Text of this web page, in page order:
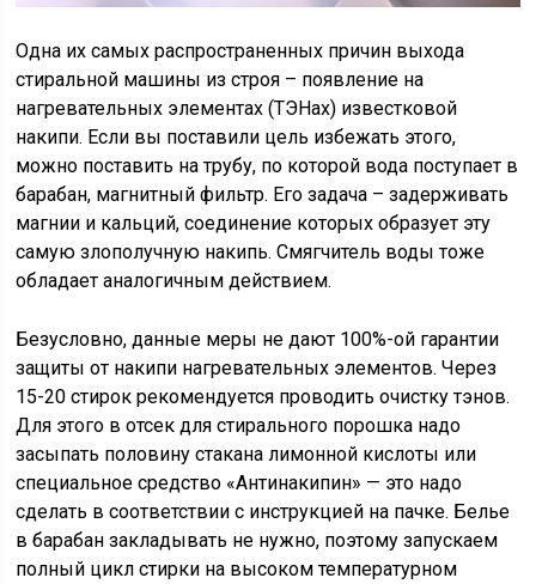
Одна их самых распространенных причин выхода
стиральной машины из строя – появление на
нагревательных элементах (ТЭНах) известковой
накипи. Если вы поставили цель избежать этого,
можно поставить на трубу, по которой вода поступает в
барабан, магнитный фильтр. Его задача – задерживать
магнии и кальций, соединение которых образует эту
самую злополучную накипь. Смягчитель воды тоже
обладает аналогичным действием.
Безусловно, данные меры не дают 100%-ой гарантии
защиты от накипи нагревательных элементов. Через
15-20 стирок рекомендуется проводить очистку тэнов.
Для этого в отсек для стирального порошка надо
засыпать половину стакана лимонной кислоты или
специальное средство «Антинакипин» — это надо
сделать в соответствии с инструкцией на пачке. Белье
в барабан закладывать не нужно, поэтому запускаем
полный цикл стирки на высоком температурном